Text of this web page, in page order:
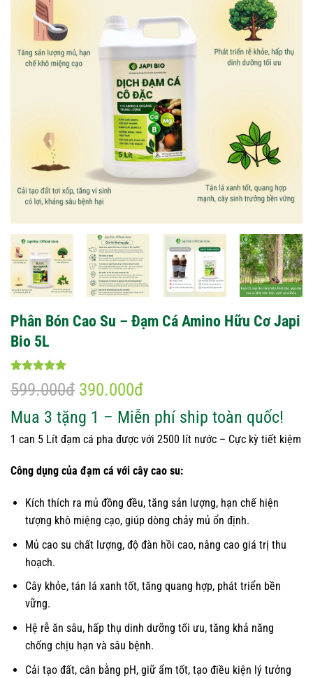
Phân Bón Cao Su – Đạm Cá Amino Hữu Cơ Japi
Bio 5L
599.000đ 390.000đ
Mua 3 tặng 1 – Miễn phí ship toàn quốc!
1 can 5 Lít đạm cá pha được với 2500 lít nước – Cực kỳ tiết kiệm
Công dụng của đạm cá với cây cao su:
Kích thích ra mủ đồng đều, tăng sản lượng, hạn chế hiện
tượng khô miệng cạo, giúp dòng chảy mủ ổn định.
Mủ cao su chất lượng, độ đàn hồi cao, nâng cao giá trị thu
hoạch.
Cây khỏe, tán lá xanh tốt, tăng quang hợp, phát triển bền
vững.
Hệ rễ ăn sâu, hấp thụ dinh dưỡng tối ưu, tăng khả năng
chống chịu hạn và sâu bệnh.
Cải tạo đất, cân bằng pH, giữ ẩm tốt, tạo điều kiện lý tưởng